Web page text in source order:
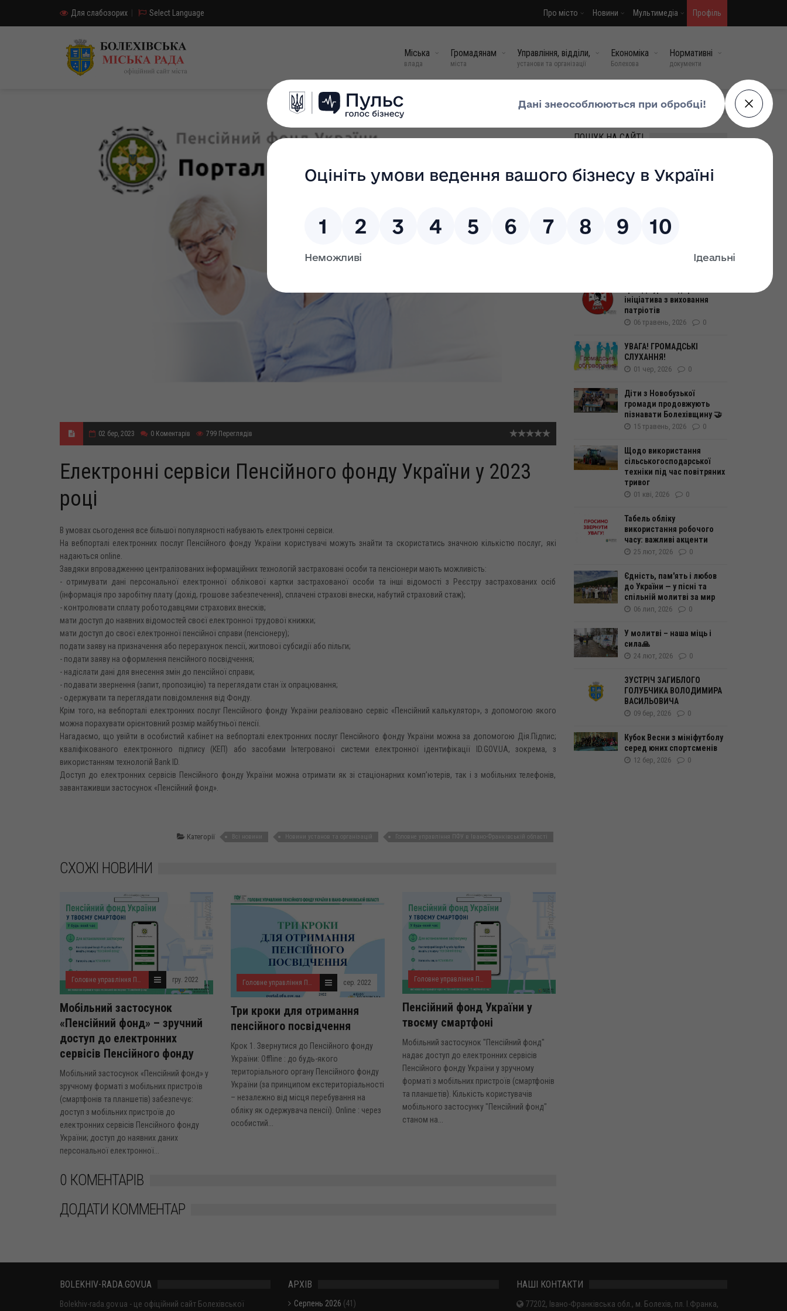
Для слабозорих Select Language Про місто Новини Мультимедіа Профіль
Міська
влада
Громадянам
міста
Управління, відділи,
установи та організації
Економіка
Болехова
Нормативні
документи
02 бер, 2023 0 Коментарів 799 Переглядів
Електронні сервіси Пенсійного фонду України у 2023
році
В умовах сьогодення все більшої популярності набувають електронні сервіси.
На вебпорталі електронних послуг Пенсійного фонду України користувачі можуть знайти та скористатись значною кількістю послуг, які
надаються online.
Завдяки впровадженню централізованих інформаційних технологій застраховані особи та пенсіонери мають можливість:
- отримувати дані персональної електронної облікової картки застрахованої особи та інші відомості з Реєстру застрахованих осіб
(інформація про заробітну плату (дохід, грошове забезпечення), сплачені страхові внески, набутий страховий стаж);
- контролювати сплату роботодавцями страхових внесків;
мати доступ до наявних відомостей своєї електронної трудової книжки;
мати доступ до своєї електронної пенсійної справи (пенсіонеру);
подати заяву на призначення або перерахунок пенсії, житлової субсидії або пільги;
- подати заяву на оформлення пенсійного посвідчення;
- надіслати дані для внесення змін до пенсійної справи;
- подавати звернення (запит, пропозицію) та переглядати стан їх опрацювання;
- одержувати та переглядати повідомлення від Фонду.
Крім того, на вебпорталі електронних послуг Пенсійного фонду України реалізовано сервіс «Пенсійний калькулятор», з допомогою якого
можна порахувати орієнтовний розмір майбутньої пенсії.
Нагадаємо, що увійти в особистий кабінет на вебпорталі електронних послуг Пенсійного фонду України можна за допомогою Дія.Підпис;
кваліфікованого електронного підпису (КЕП) або засобами Інтегрованої системи електронної ідентифікації ID.GOV.UA, зокрема, з
використанням технологій Bank ID.
Доступ до електронних сервісів Пенсійного фонду України можна отримати як зі стаціонарних комп’ютерів, так і з мобільних телефонів,
завантаживши застосунок «Пенсійний фонд».
Категорії Всі новини Новини установ та організацій Головне управління ПФУ в Івано-Франківській області
СХОЖІ НОВИНИ
гру. 2022
Мобільний застосунок
«Пенсійний фонд» – зручний
доступ до електронних
сервісів Пенсійного фонду
Мобільний застосунок «Пенсійний фонд» у
зручному форматі з мобільних пристроїв
(смартфонів та планшетів) забезпечує:
доступ з мобільних пристроїв до
електронних сервісів Пенсійного фонду
України; доступ до наявних даних
персональної електронної...
сер. 2022
Три кроки для отримання
пенсійного посвідчення
Крок 1. Звернутися до Пенсійного фонду
України: Offline : до будь-якого
територіального органу Пенсійного фонду
України (за принципом екстериторіальності
– незалежно від місця перебування на
обліку як одержувача пенсії). Online : через
особистий...
Головне управління ПФУ в Івано-Франківській області
Пенсійний фонд України у
твоєму смартфоні
Мобільний застосунок "Пенсійний фонд"
надає доступ до електронних сервісів
Пенсійного фонду України у зручному
форматі з мобільних пристроїв (смартфонів
та планшетів). Кількість користувачів
мобільного застосунку "Пенсійний фонд"
станом на...
0 КОМЕНТАРІВ
ДОДАТИ КОММЕНТАР
МИ У СОЦМЕРЕЖАХ
ПОШУК НА САЙТІ
прикарпатські вогнеборці
ліквідували 27 пожеж в
ініціатива з виховання
патріотів
06 травень, 2026 0
УВАГА! ГРОМАДСЬКІ
СЛУХАННЯ!
01 чер, 2026 0
Діти з Новобузької
громади продовжують
пізнавати Болехівщину 🤝
15 травень, 2026 0
Щодо використання
сільськогосподарської
техніки під час повітряних
тривог
01 кві, 2026 0
Табель обліку
використання робочого
часу: важливі акценти
25 лют, 2026 0
Єдність, пам'ять і любов
до України — у пісні та
спільній молитві за мир
06 лип, 2026 0
У молитві – наша міць і
сила🙏
24 лют, 2026 0
ЗУСТРІЧ ЗАГИБЛОГО
ГОЛУБЧИКА ВОЛОДИМИРА
ВАСИЛЬОВИЧА
09 бер, 2026 0
Кубок Весни з мініфутболу
серед юних спортсменів
12 бер, 2026 0
BOLEKHIV-RADA.GOV.UA
Bolekhiv-rada.gov.ua - це офіційний сайт Болехівської
АРХІВ
Серпень 2026 (41)
НАШІ КОНТАКТИ
77202, Івано-Франківська обл., м. Болехів, пл. І.Франка,